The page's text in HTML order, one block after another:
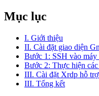
Mục lục
I. Giới thiệu
II. Cài đặt giao diện
Bước 1: SSH vào máy
Bước 2: Thực hiện
III. Cài đặt Xrdp hỗ
III. Tổng kết